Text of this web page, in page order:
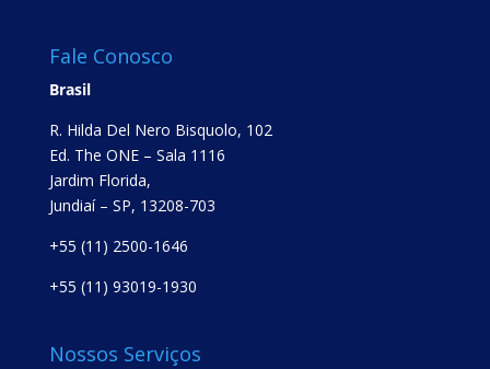
Fale Conosco
Brasil
R. Hilda Del Nero Bisquolo, 102
Ed. The ONE – Sala 1116
Jardim Florida,
Jundiaí – SP, 13208-703
+55 (11) 2500-1646
+55 (11) 93019-1930
Nossos Serviços